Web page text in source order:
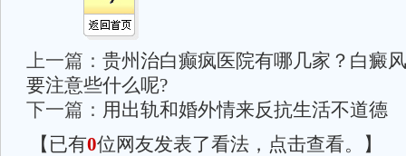
上一篇： 贵州治白癫疯医院有哪几家？白癜
要注意些什么呢?
下一篇： 用出轨和婚外情来反抗生活不道德
【已有0位网友发表了看法，点击查看。】